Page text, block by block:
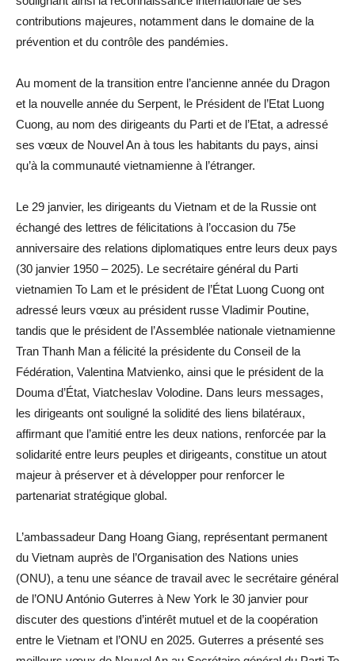
contributions majeures, notamment dans le domaine de la
prévention et du contrôle des pandémies.
Au moment de la transition entre l’ancienne année du Dragon
et la nouvelle année du Serpent, le Président de l’Etat Luong
Cuong, au nom des dirigeants du Parti et de l’Etat, a adressé
ses vœux de Nouvel An à tous les habitants du pays, ainsi
qu’à la communauté vietnamienne à l’étranger.
Le 29 janvier, les dirigeants du Vietnam et de la Russie ont
échangé des lettres de félicitations à l’occasion du 75e
anniversaire des relations diplomatiques entre leurs deux pays
(30 janvier 1950 – 2025). Le secrétaire général du Parti
vietnamien To Lam et le président de l’État Luong Cuong ont
adressé leurs vœux au président russe Vladimir Poutine,
tandis que le président de l’Assemblée nationale vietnamienne
Tran Thanh Man a félicité la présidente du Conseil de la
Fédération, Valentina Matvienko, ainsi que le président de la
Douma d’État, Viatcheslav Volodine. Dans leurs messages,
les dirigeants ont souligné la solidité des liens bilatéraux,
affirmant que l’amitié entre les deux nations, renforcée par la
solidarité entre leurs peuples et dirigeants, constitue un atout
majeur à préserver et à développer pour renforcer le
partenariat stratégique global.
L’ambassadeur Dang Hoang Giang, représentant permanent
du Vietnam auprès de l’Organisation des Nations unies
(ONU), a tenu une séance de travail avec le secrétaire général
de l’ONU António Guterres à New York le 30 janvier pour
discuter des questions d’intérêt mutuel et de la coopération
entre le Vietnam et l’ONU en 2025. Guterres a présenté ses